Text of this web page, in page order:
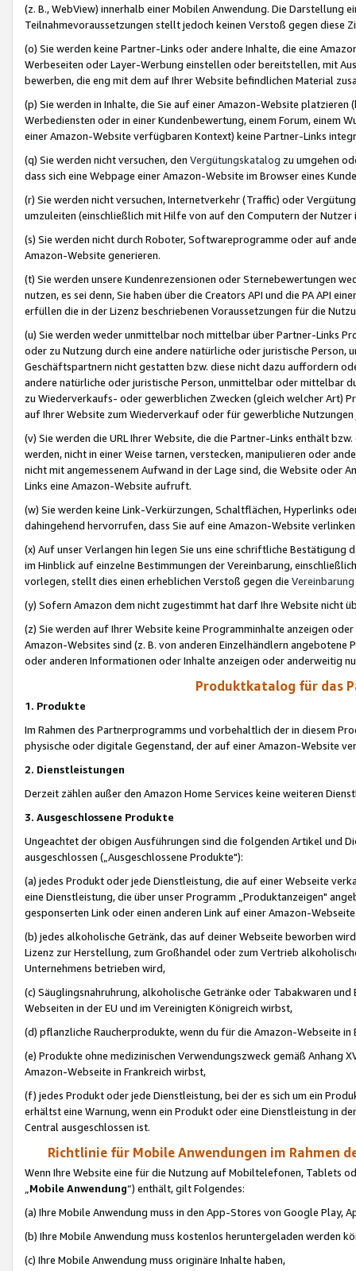
(z. B., WebView) innerhalb einer Mobilen Anwendung. Die Darstellung
Teilnahmevoraussetzungen stellt jedoch keinen Verstoß gegen diese
(o) Sie werden keine Partner-Links oder andere Inhalte, die eine
Werbeseiten oder Layer-Werbung einstellen oder bereitstellen, mit
bewerben, die eng mit dem auf Ihrer Website befindlichen Material
(p) Sie werden in Inhalte, die Sie auf einer Amazon-Website
Werbediensten oder in einer Kundenbewertung, einem Forum, einem
einer Amazon-Website verfügbaren Kontext) keine Partner-Links
(q) Sie werden nicht versuchen, den Vergütungskatalog zu umgehen
dass sich eine Webpage einer Amazon-Website im Browser eines
(r) Sie werden nicht versuchen, Internetverkehr (Traffic) oder
umzuleiten (einschließlich mit Hilfe von auf den Computern der
(s) Sie werden nicht durch Roboter, Softwareprogramme oder auf
Amazon-Website generieren.
(t) Sie werden unsere Kundenrezensionen oder Sternebewertungen
nutzen, es sei denn, Sie haben über die Creators API und die PA API
erfüllen die in der Lizenz beschriebenen Voraussetzungen für die
(u) Sie werden weder unmittelbar noch mittelbar über Partner-Links
oder zu Nutzung durch eine andere natürliche oder juristische
Geschäftspartnern nicht gestatten bzw. diese nicht dazu auffordern
andere natürliche oder juristische Person, unmittelbar oder mittelbar
zu Wiederverkaufs- oder gewerblichen Zwecken (gleich welcher Art)
auf Ihrer Website zum Wiederverkauf oder für gewerbliche
(v) Sie werden die URL Ihrer Website, die die Partner-Links enthält
werden, nicht in einer Weise tarnen, verstecken, manipulieren oder
nicht mit angemessenem Aufwand in der Lage sind, die Website oder
Links eine Amazon-Website aufruft.
(w) Sie werden keine Link-Verkürzungen, Schaltflächen, Hyperlinks
dahingehend hervorrufen, dass Sie auf eine Amazon-Website
(x) Auf unser Verlangen hin legen Sie uns eine schriftliche
im Hinblick auf einzelne Bestimmungen der Vereinbarung,
vorlegen, stellt dies einen erheblichen Verstoß gegen die Vereinbarung
(y) Sofern Amazon dem nicht zugestimmt hat darf Ihre Website nicht
(z) Sie werden auf Ihrer Website keine Programminhalte anzeigen
Amazon-Websites sind (z. B. von anderen Einzelhändlern
oder anderen Informationen oder Inhalte anzeigen oder anderweitig
Produktkatalog für das
1. Produkte
Im Rahmen des Partnerprogramms und vorbehaltlich der in diesem
physische oder digitale Gegenstand, der auf einer Amazon-Website
2. Dienstleistungen
Derzeit zählen außer den Amazon Home Services keine weiteren
3. Ausgeschlossene Produkte
Ungeachtet der obigen Ausführungen sind die folgenden Artikel und
ausgeschlossen („Ausgeschlossene Produkte"):
(a) jedes Produkt oder jede Dienstleistung, die auf einer Webseite
eine Dienstleistung, die über unser Programm „Produktanzeigen"
gesponserten Link oder einen anderen Link auf einer Amazon-
(b) jedes alkoholische Getränk, das auf deiner Webseite beworben
Lizenz zur Herstellung, zum Großhandel oder zum Vertrieb
Unternehmens betrieben wird,
(c) Säuglingsnahruhrung, alkoholische Getränke oder Tabakwaren
Webseiten in der EU und im Vereinigten Königreich wirbst,
(d) pflanzliche Raucherprodukte, wenn du für die Amazon-Webseite in
(e) Produkte ohne medizinischen Verwendungszweck gemäß Anhang
Amazon-Webseite in Frankreich wirbst,
(f) jedes Produkt oder jede Dienstleistung, bei der es sich um ein
erhältst eine Warnung, wenn ein Produkt oder eine Dienstleistung in
Central ausgeschlossen ist.
Richtlinie für Mobile Anwendungen im Rahmen
Wenn Ihre Website eine für die Nutzung auf Mobiltelefonen, Tablets
„Mobile Anwendung“) enthält, gilt Folgendes:
(a) Ihre Mobile Anwendung muss in den App-Stores von Google Play,
(b) Ihre Mobile Anwendung muss kostenlos heruntergeladen werden
(c) Ihre Mobile Anwendung muss originäre Inhalte haben,